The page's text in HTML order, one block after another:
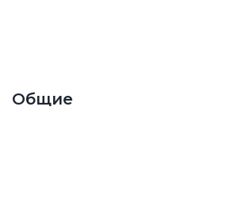
Общие